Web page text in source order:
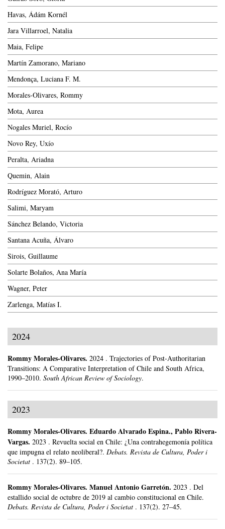
2024
Rommy Morales-Olivares. 2024 . Trajectories of Post-Authoritarian
Transitions: A Comparative Interpretation of Chile and South Africa,
1990–2010. South African Review of Sociology.
2023
Rommy Morales-Olivares. Eduardo Alvarado Espina., Pablo Rivera-
Vargas. 2023 . Revuelta social en Chile: ¿Una contrahegemonía política
que impugna el relato neoliberal?. Debats. Revista de Cultura, Poder i
Societat . 137(2). 89–105.
Rommy Morales-Olivares. Manuel Antonio Garretón. 2023 . Del
estallido social de octubre de 2019 al cambio constitucional en Chile.
Debats. Revista de Cultura, Poder i Societat . 137(2). 27–45.
Havas, Ádám Kornél
Jara Villarroel, Natalia
Maia, Felipe
Martín Zamorano, Mariano
Mendonça, Luciana F. M.
Morales-Olivares, Rommy
Mota, Aurea
Nogales Muriel, Rocío
Novo Rey, Uxío
Peralta, Ariadna
Quemin, Alain
Rodríguez Morató, Arturo
Salimi, Maryam
Sánchez Belando, Victoria
Santana Acuña, Álvaro
Sirois, Guillaume
Solarte Bolaños, Ana María
Wagner, Peter
Zarlenga, Matías I.